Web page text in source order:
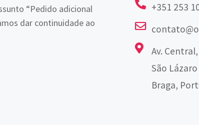
“Pedido adicional
dar continuidade ao
+351 253
Av.
São
Braga,